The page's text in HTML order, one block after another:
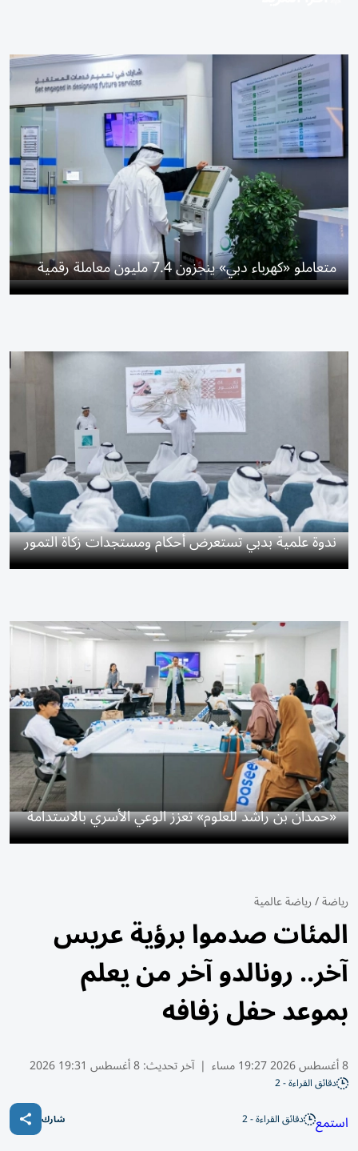
متعاملو «كهرباء دبي» ينجزون 7.4 مليون معاملة رقمية
ندوة علمية بدبي تستعرض أحكام ومستجدات زكاة التمور
«حمدان بن راشد للعلوم» تعزز الوعي الأسري بالاستدامة
رياضة/رياضة عالمية
المئات صدموا برؤية عريس
آخر.. رونالدو آخر من يعلم
بموعد حفل زفافه
8 أغسطس 2026 19:27 مساء | آخر تحديث:8 أغسطس 19:31 2026
دقائق القراءة - 2
استمع دقائق القراءة - 2 شارك